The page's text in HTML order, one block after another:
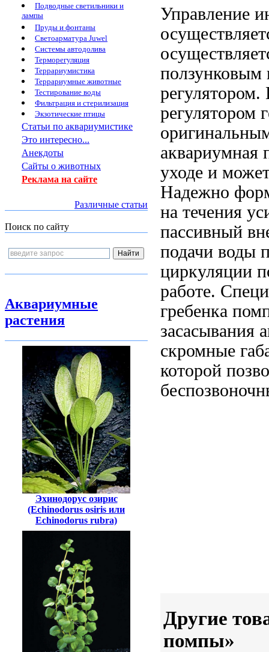
Подводные светильники и
лампы
Пруды и фонтаны
Светоарматура Juwel
Системы автодолива
Терморегуляция
Террариумистика
Террариумные животные
Тестирование воды
Фильтрация и стерилизация
Экзотические птицы
Статьи по аквариумистике
Это интересно...
Анекдоты
Сайты о животных
Реклама на сайте
Различные статьи
Поиск по сайту
Аквариумные
растения
Эхинодорус озирис
(Echinodorus osiris или
Echinodorus rubra)
Управление
ползунковым
регулятором
аквариумная
уходе и
Надежно
на течения
пассивный
подачи воды
циркуляции
работе.
гребенка
засасывания
скромные
которой
Другие
помпы»